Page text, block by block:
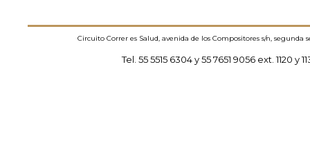
Circuito Correr es Salud, avenida de los Compositores s/n,
Tel. 55 5515 6304 y 55 7651 9056 ext. 1120